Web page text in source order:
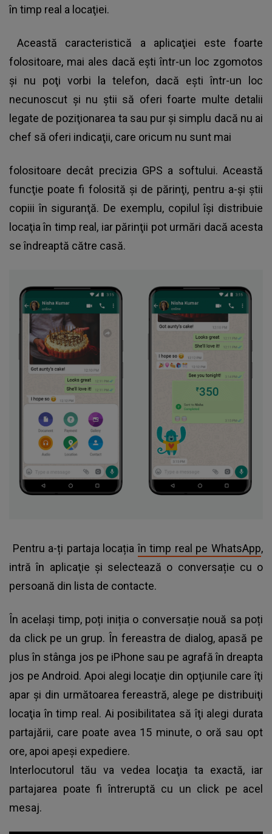
în timp real a locaţiei.
Această caracteristică a aplicaţiei este foarte
folositoare, mai ales dacă eşti într-un loc zgomotos
şi nu poţi vorbi la telefon, dacă eşti într-un loc
necunoscut şi nu ştii să oferi foarte multe detalii
legate de poziţionarea ta sau pur şi simplu dacă nu ai
chef să oferi indicaţii, care oricum nu sunt mai
folositoare decât precizia GPS a softului. Această
funcţie poate fi folosită şi de părinţi, pentru a-şi ştii
copiii în siguranţă. De exemplu, copilul îşi distribuie
locaţia în timp real, iar părinţii pot urmări dacă acesta
se îndreaptă către casă.
Pentru a-ți partaja locațiaîn timp real pe WhatsApp,
intră în aplicaţie și selectează o conversație cu o
persoană din lista de contacte.
În același timp, poți iniția o conversație nouă sa poți
da click pe un grup. În fereastra de dialog, apasă pe
plus în stânga jos pe iPhone sau pe agrafă în dreapta
jos pe Android. Apoi alegi locaţie din opţiunile care îţi
apar şi din următoarea fereastră, alege pe distribuiţi
locaţia în timp real. Ai posibilitatea să îţi alegi durata
partajării, care poate avea 15 minute, o oră sau opt
ore, apoi apeşi expediere.
Interlocutorul tău va vedea locaţia ta exactă, iar
partajarea poate fi întreruptă cu un click pe acel
mesaj.